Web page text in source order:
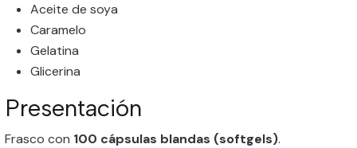
Aceite de soya
Caramelo
Gelatina
Glicerina
Presentación
Frasco con 100 cápsulas blandas (softgels).